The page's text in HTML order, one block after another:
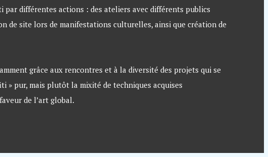
par différentes actions : des ateliers avec différents publics
de site lors de manifestations culturelles, ainsi que création de
grâce aux rencontres et à la diversité des projets qui se
» pur, mais plutôt la mixité de techniques acquises
de l’art global.